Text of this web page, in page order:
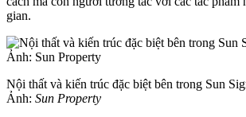
gian.
Nội thất và kiến trúc đặc biệt bên trong Sun
Ảnh: Sun Property